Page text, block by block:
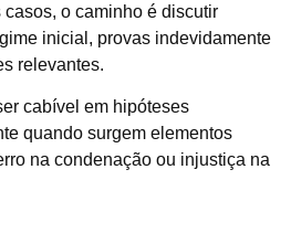
o caminho é discutir
inicial, provas indevidamente
relevantes.
cabível em hipóteses
quando surgem elementos
na condenação ou injustiça na